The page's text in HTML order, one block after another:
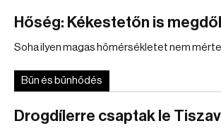
Hőség: Kékestetőn is
Soha ilyen magas hőmérsékletet nem
Bűn és bűnhődés
Drogdílerre csaptak le